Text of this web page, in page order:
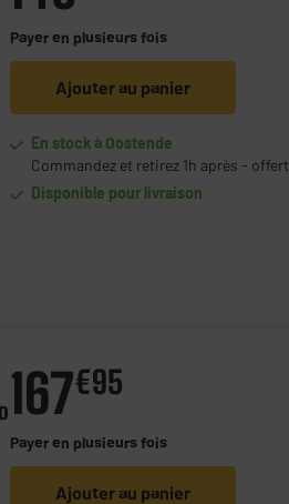
Payer en plusieurs fois
Ajouter au panier
En stock à Oostende
Commandez et retirez 1h après - offert
Disponible pour livraison
167€95
Payer en plusieurs fois
Ajouter au panier